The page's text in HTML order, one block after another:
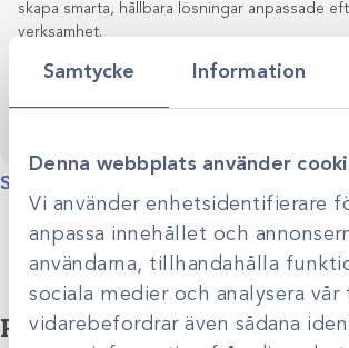
Samtycke Information
Denna webbplats använder
Vi använder enhetsidentifierare
anpassa innehållet och
användarna, tillhandahålla
sociala medier och analysera vår
vidarebefordrar även sådana
Specifikationer
Storlek 2.0mm /st,
skapa smarta, hållbara lösningar anpassade
verksamhet.
Relaterade produkter